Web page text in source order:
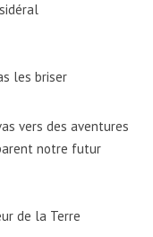
les briser
vers des aventures
notre futur
de la Terre